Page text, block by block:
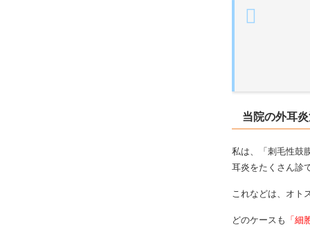
当院の外耳
私は、「刺毛性鼓
耳炎をたくさん診
これなどは、オト
どのケースも 「細